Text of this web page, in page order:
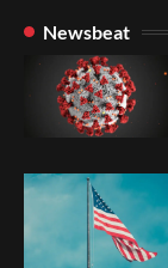
Newsbeat